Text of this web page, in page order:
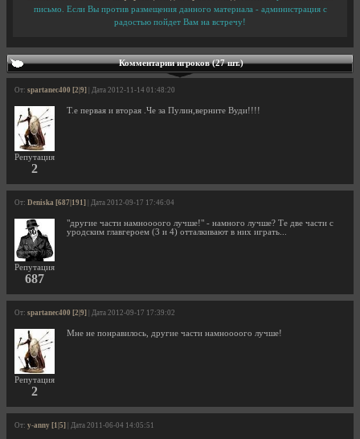
письмо. Если Вы против размещения данного материала - администрация с
радостью пойдет Вам на встречу!
Комментарии игроков (27 шт.)
От: spartanec400 [2|9] | Дата 2012-11-14 01:48:20
Репутация
2
Т.е первая и вторая .Че за Пулин,верните Вуди!!!!
От: Deniska [687|191] | Дата 2012-09-17 17:46:04
Репутация
687
"другие части намноооого лучше!" - намного лучше? Те две части с
уродским главгероем (3 и 4) отталкивают в них играть...
От: spartanec400 [2|9] | Дата 2012-09-17 17:39:02
Репутация
2
Мне не понравилось, другие части намноооого лучше!
От: y-anny [1|5] | Дата 2011-06-04 14:05:51